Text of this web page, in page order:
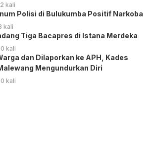
kali
Polisi di Bulukumba Positif Narkoba
kali
Tiga Bacapres di Istana Merdeka
kali
dan Dilaporkan ke APH, Kades
Mengundurkan Diri
kali